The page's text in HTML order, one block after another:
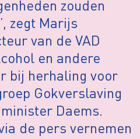
zouden
zegt Marijs
van de VAD
en andere
bij herhaling voor
Gokverslaving
Daems.
de pers vernemen